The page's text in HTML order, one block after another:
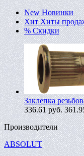
New Новинки
Хит Хиты
% Скидки
Заклепка
336.61руб.
Производители
ABSOLUT